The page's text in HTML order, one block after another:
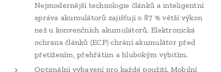
Nejmodernější technologie článků a inteligentní
správa akumulátorů zajišťují o 87 % větší výkon
než u konvenčních akumulátorů. Elektronická
ochrana článků (ECP) chrání akumulátor před
přetížením, přehřátím a hlubokým vybitím.
Optimální vybavení pro každé použití. Mobilní